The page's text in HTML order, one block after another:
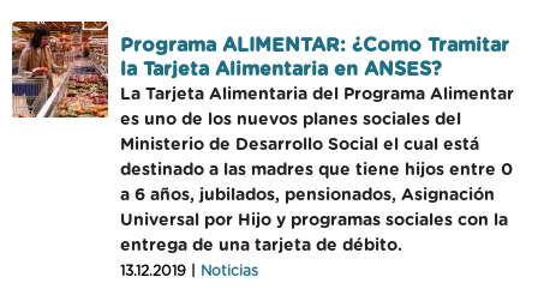
Programa ALIMENTAR: ¿Como Tramitar
la Tarjeta Alimentaria en ANSES?
La Tarjeta Alimentaria del Programa Alimentar
es uno de los nuevos planes sociales del
Ministerio de Desarrollo Social el cual está
destinado a las madres que tiene hijos entre 0
a 6 años, jubilados, pensionados, Asignación
Universal por Hijo y programas sociales con la
entrega de una tarjeta de débito.
13.12.2019 | Noticias